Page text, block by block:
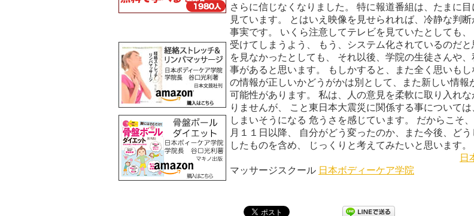
さらに信じなくなりました。 特に報道番組は、たまに
見ています。 とはいえ映像を見せられれば、冷静な判
事実です。 いくら注意してテレビを見ていたとしても
受けてしまうよう、 もう、システム化されているのだ
を見なかったとしても、 それ以後、学院の生徒さんや
事があると思います。 もしかすると、また全く思いも
の情報が正しいかどうがかは別として、また新しい情
可能性があります。 私は、人の意見を柔軟に取り入れ
りませんが、 こと東日本大震災に関係する事について
しまいそうになる 危うさを感じています。 だからこそ
月１１日以降、 自分がどう変ったのか、また今後、ど
したものを含め、 じっくりと考えてみたいと思います。
日
マッサージスクール 日本ボディーケア学院